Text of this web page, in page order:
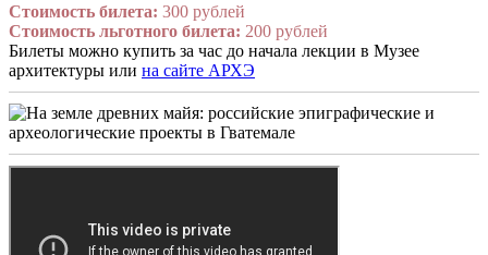
Стоимость билета: 300 рублей
Стоимость льготного билета: 200 рублей
Билеты можно купить за час до начала лекции в Музее
архитектуры или на сайте АРХЭ